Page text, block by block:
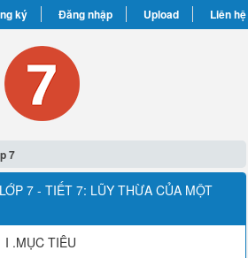
ký Đăng nhập Upload Liên hệ
7
7 - TIẾT 7: LŨY THỪA CỦA MỘT
I .MỤC TIÊU